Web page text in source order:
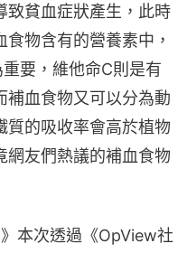
致貧血症狀產生，此時
物含有的營養素中，
要，維他命C則是有
補血食物又可以分為動
質的吸收率會高於植物
網友們熱議的補血食物
本次透過《OpView社